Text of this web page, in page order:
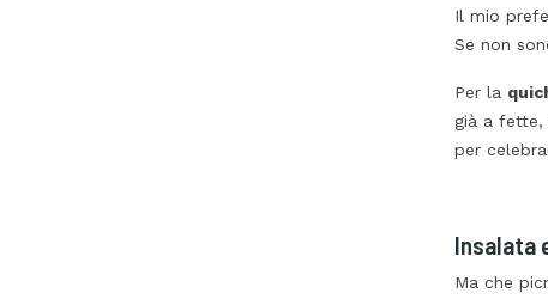
Il mio
Se non
Per la
già a fette,
per
Insalata
Ma che